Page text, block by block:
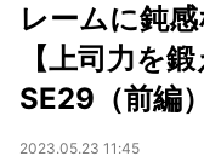
レームに鈍
【上司力を
SE29（前編
2023.05.23 11:45